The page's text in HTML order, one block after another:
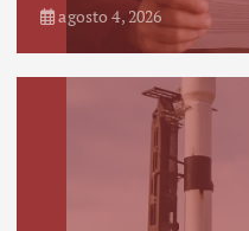
agosto 4, 2026